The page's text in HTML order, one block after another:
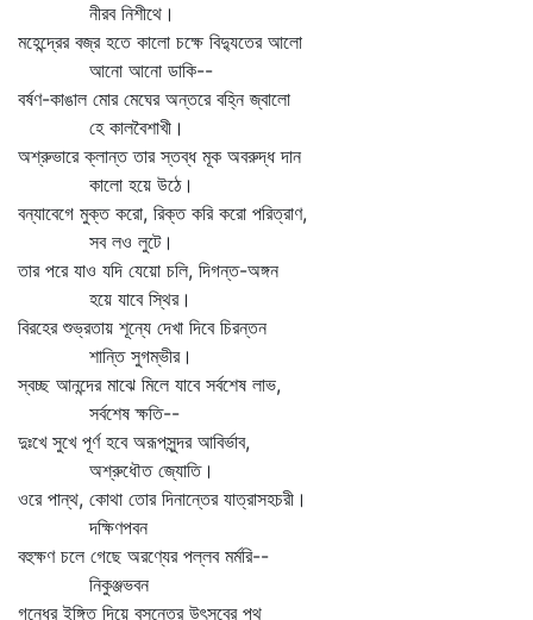
নীরব নিশীথে।
মহেন্দ্রের বজ্র হতে কালো চক্ষে বিদ্যুতের আলো
আনো আনো ডাকি--
বর্ষণ-কাঙাল মোর মেঘের অন্তরে বহ্নি জ্বালো
হে কালবৈশাখী।
অশ্রুভারে ক্লান্ত তার স্তব্ধ মূক অবরুদ্ধ দান
কালো হয়ে উঠে।
বন্যাবেগে মুক্ত করো, রিক্ত করি করো পরিত্রাণ,
সব লও লুটে।
তার পরে যাও যদি যেয়ো চলি, দিগন্ত-অঙ্গন
হয়ে যাবে স্থির।
বিরহের শুভ্রতায় শূন্যে দেখা দিবে চিরন্তন
শান্তি সুগম্ভীর।
স্বচ্ছ আনন্দের মাঝে মিলে যাবে সর্বশেষ লাভ,
সর্বশেষ ক্ষতি--
দুঃখে সুখে পূর্ণ হবে অরূপসুন্দর আবির্ভাব,
অশ্রুধৌত জ্যোতি।
ওরে পান্থ, কোথা তোর দিনান্তের যাত্রাসহচরী।
দক্ষিণপবন
বহুক্ষণ চলে গেছে অরণ্যের পল্লব মর্মরি--
নিকুঞ্জভবন
গন্ধের ইঙ্গিত দিয়ে বসন্তের উৎসবের পথ